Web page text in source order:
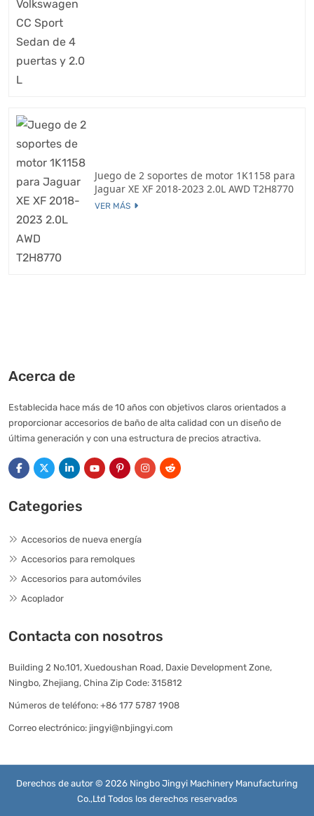
Juego de 2 soportes de motor 1K1158 para
Jaguar XE XF 2018-2023 2.0L AWD T2H8770
VER MÁS
Acerca de
Establecida hace más de 10 años con objetivos claros orientados a
proporcionar accesorios de baño de alta calidad con un diseño de
última generación y con una estructura de precios atractiva.
Categories
Accesorios de nueva energía
Accesorios para remolques
Accesorios para automóviles
Acoplador
Contacta con nosotros
Building 2 No.101, Xuedoushan Road, Daxie Development Zone,
Ningbo, Zhejiang, China Zip Code: 315812
Números de teléfono: +86 177 5787 1908
Correo electrónico: jingyi@nbjingyi.com
Derechos de autor © 2026 Ningbo Jingyi Machinery Manufacturing
Co.,Ltd Todos los derechos reservados